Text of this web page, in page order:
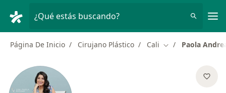
¿Qué estás buscando?
Página De Inicio Cirujano Plástico Cali Cambiar de
Paola